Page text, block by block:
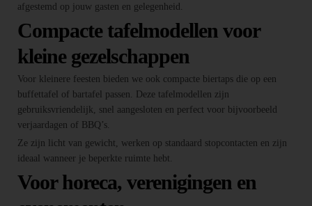
afgestemd op jouw gasten en gelegenheid.
Compacte tafelmodellen voor
kleine gezelschappen
Voor kleinere feesten bieden we ook compacte biertaps die op een
buffettafel of bartafel passen. Deze tafelmodellen zijn
gebruiksvriendelijk, snel aangesloten en perfect voor bijvoorbeeld
verjaardagen of BBQ’s.
Ze zijn licht van gewicht, werken op standaard stopcontacten en zijn
ideaal wanneer je beperkte ruimte hebt.
Voor horeca, verenigingen en